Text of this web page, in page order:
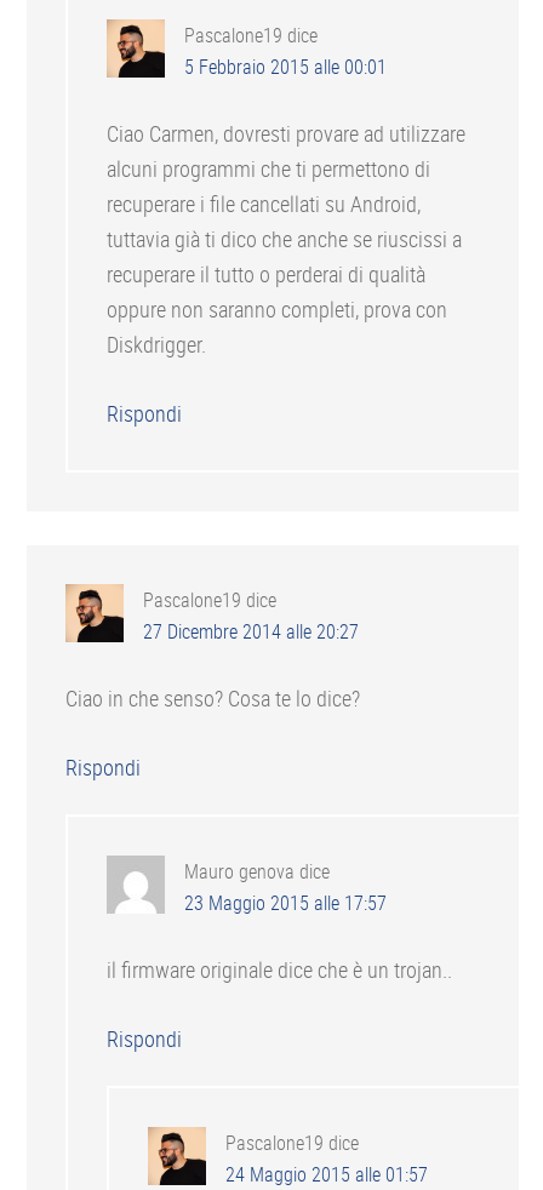
Pascalone19 dice
5 Febbraio 2015 alle 00:01
Ciao Carmen, dovresti provare ad utilizzare
alcuni programmi che ti permettono di
recuperare i file cancellati su Android,
tuttavia già ti dico che anche se riuscissi a
recuperare il tutto o perderai di qualità
oppure non saranno completi, prova con
Diskdrigger.
Rispondi
Pascalone19 dice
27 Dicembre 2014 alle 20:27
Ciao in che senso? Cosa te lo dice?
Rispondi
Mauro genova dice
23 Maggio 2015 alle 17:57
il firmware originale dice che è un trojan..
Rispondi
Pascalone19 dice
24 Maggio 2015 alle 01:57